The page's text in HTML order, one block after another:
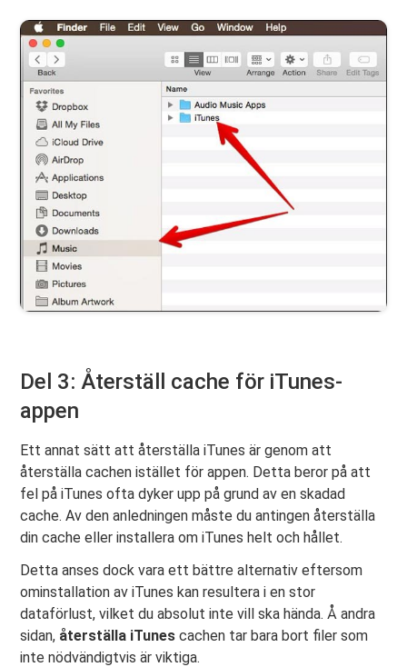
Del 3: Återställ cache för iTunes-
appen
Ett annat sätt att återställa iTunes är genom att
återställa cachen istället för appen. Detta beror på att
fel på iTunes ofta dyker upp på grund av en skadad
cache. Av den anledningen måste du antingen återställa
din cache eller installera om iTunes helt och hållet.
Detta anses dock vara ett bättre alternativ eftersom
ominstallation av iTunes kan resultera i en stor
dataförlust, vilket du absolut inte vill ska hända. Å andra
sidan, återställa iTunescachen tar bara bort filer som
inte nödvändigtvis är viktiga.